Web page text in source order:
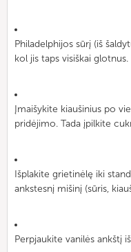
Philadelphijos sūrį (iš
kol jis taps visiškai glotnus.
Įmaišykite kiaušinius po
pridėjimo. Tada įpilkite
Išplakite grietinėlę iki
ankstesnį mišinį (sūris,
Perpjaukite vanilės ankštį